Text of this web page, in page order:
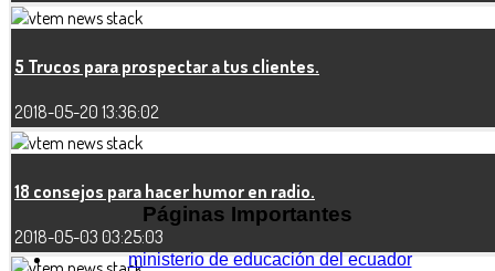
5 Trucos para prospectar a tus clientes.
2018-05-20 13:36:02
18 consejos para hacer humor en radio.
2018-05-03 03:25:03
Páginas Importantes
ministerio de educación del ecuador